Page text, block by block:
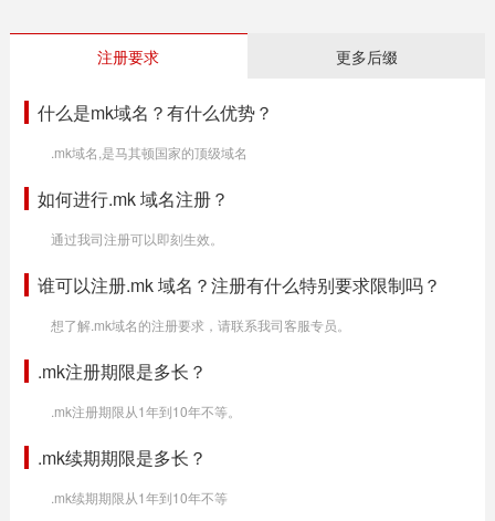
注册要求 更多后缀
什么是mk域名？有什么优势？
.mk域名,是马其顿国家的顶级域名
如何进行.mk 域名注册？
通过我司注册可以即刻生效。
谁可以注册.mk 域名？注册有什么特别要求限制吗？
想了解.mk域名的注册要求，请联系我司客服专员。
.mk注册期限是多长？
.mk注册期限从1年到10年不等。
.mk续期期限是多长？
.mk续期期限从1年到10年不等